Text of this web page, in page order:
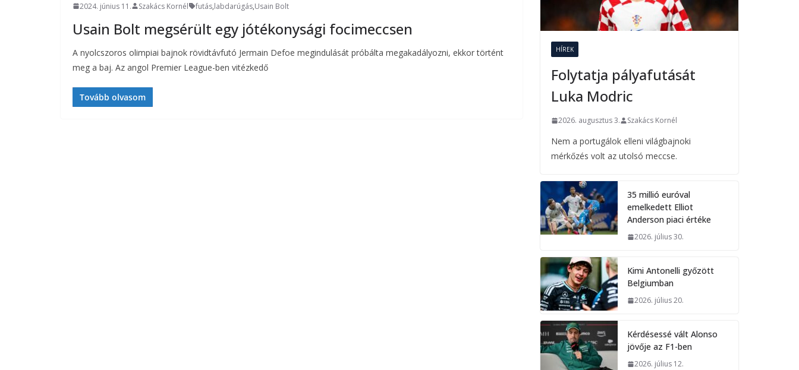
2024. június 11. Szakács Kornél futás,labdarúgás,Usain Bolt
Usain Bolt megsérült egy jótékonysági focimeccsen
A nyolcszoros olimpiai bajnok rövidtávfutó Jermain Defoe megindulását próbálta megakadályozni, ekkor történt
meg a baj. Az angol Premier League-ben vitézkedő
Tovább olvasom
HÍREK
Folytatja pályafutását
Luka Modric
2026. augusztus 3. Szakács Kornél
Nem a portugálok elleni világbajnoki
mérkőzés volt az utolsó meccse.
35 millió euróval
emelkedett Elliot
Anderson piaci értéke
2026. július 30.
Kimi Antonelli győzött
Belgiumban
2026. július 20.
Kérdésessé vált Alonso
jövője az F1-ben
2026. július 12.